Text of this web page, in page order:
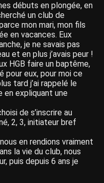
débuts en plongée, en
un club de
mon mari, mon fils
en vacances. Eux
je ne savais pas
et en plus j’avais peur !
HGB faire un baptême,
pour eux, pour moi ce
tard j’ai rappelé le
en expliquant une
de s’inscrire au
2, 3, initiateur bref
en rendions vraiment
la vie du club, nous
puis depuis 6 ans je